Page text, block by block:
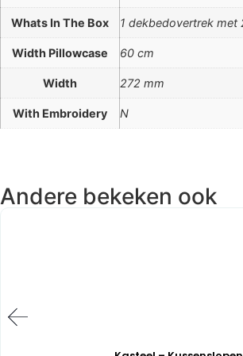
Whats In The Box 1 dekbedovertrek met
Width Pillowcase 60 cm
Width 272 mm
With Embroidery N
Andere bekeken ook